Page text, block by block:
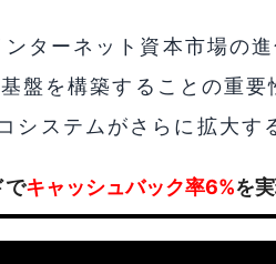
ターネット資本市場の進
盤を構築することの重要
ステムがさらに拡大す
でキャッシュバック率6%を実